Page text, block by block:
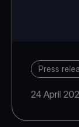
Press
24 April